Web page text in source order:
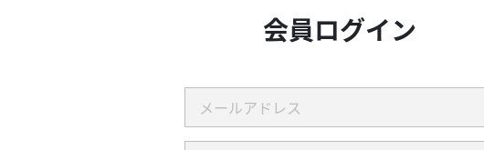
会員ログイン